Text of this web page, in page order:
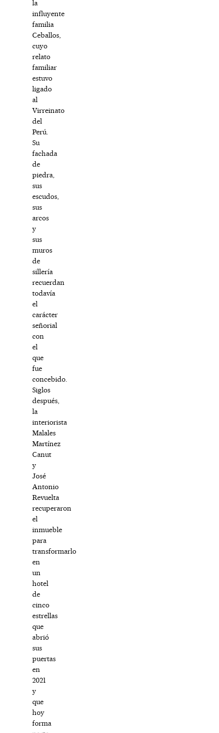
la
influyente
familia
Ceballos,
cuyo
relato
familiar
estuvo
ligado
al
Virreinato
del
Perú.
Su
fachada
de
piedra,
sus
escudos,
sus
arcos
y
sus
muros
de
sillería
recuerdan
todavía
el
carácter
señorial
con
el
que
fue
concebido.
Siglos
después,
la
interiorista
Malales
Martínez
Canut
y
José
Antonio
Revuelta
recuperaron
el
inmueble
para
transformarlo
en
un
hotel
de
cinco
estrellas
que
abrió
sus
puertas
en
2021
y
que
hoy
forma